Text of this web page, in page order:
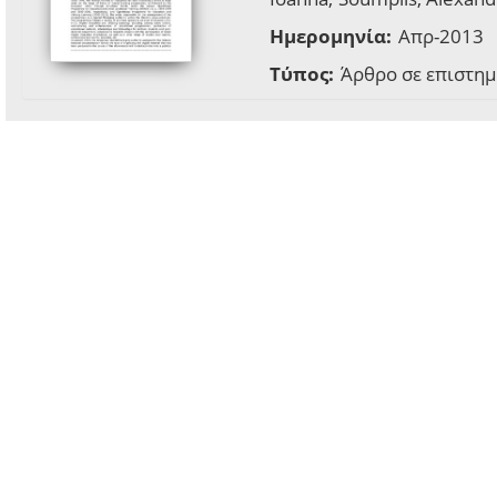
Ημερομηνία: Απρ-2013
Τύπος: Άρθρο σε